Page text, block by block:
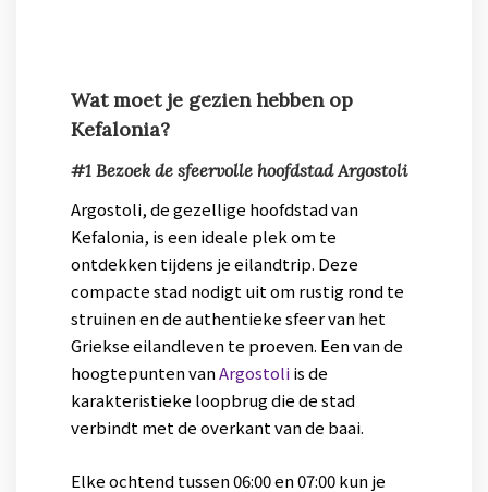
Wat moet je gezien hebben op
Kefalonia?
#1 Bezoek de sfeervolle hoofdstad Argostoli
Argostoli, de gezellige hoofdstad van
Kefalonia, is een ideale plek om te
ontdekken tijdens je eilandtrip. Deze
compacte stad nodigt uit om rustig rond te
struinen en de authentieke sfeer van het
Griekse eilandleven te proeven. Een van de
hoogtepunten vanArgostoliis de
karakteristieke loopbrug die de stad
verbindt met de overkant van de baai.
Elke ochtend tussen 06:00 en 07:00 kun je